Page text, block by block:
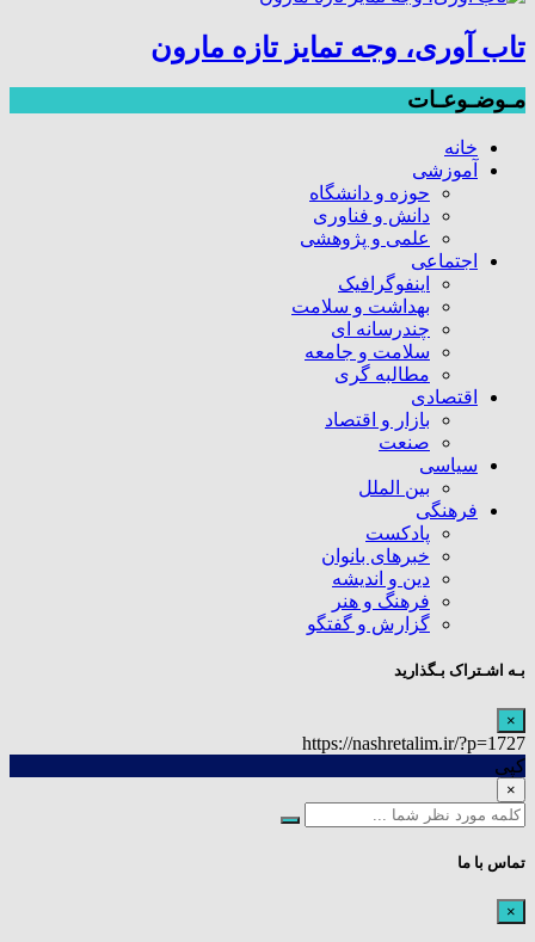
تاب آوری، وجه تمایز تازه مارون
مـوضـوعـات
خانه
آموزشی
حوزه و دانشگاه
دانش و فناوری
علمی و پژوهشی
اجتماعی
اینفوگرافیک
بهداشت و سلامت
چندرسانه ای
سلامت و جامعه
مطالبه گری
اقتصادی
بازار و اقتصاد
صنعت
سیاسی
بین الملل
فرهنگی
پادکست
خبرهای بانوان
دین و اندیشه
فرهنگ و هنر
گزارش و گفتگو
بـه اشـتراک بـگذارید
×
https://nashretalim.ir/?p=1727
کپی
×
تماس با ما
×